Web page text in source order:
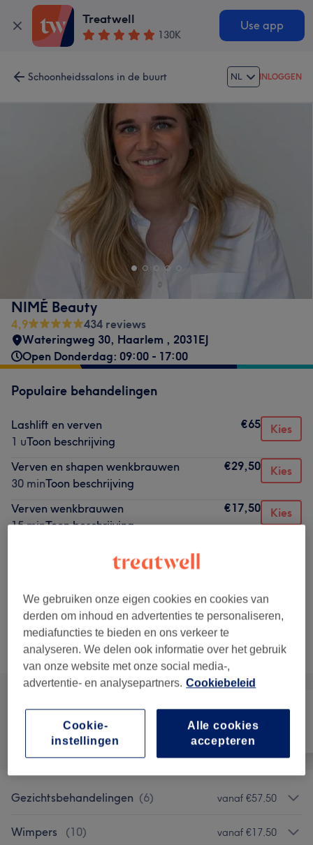
Treatwell
130K
Use app
Schoonheidssalons in de buurt NL INLOGGEN
NIMÉ Beauty
4,9
434 reviews
Wateringweg 30, Haarlem , 2031EJ
Open Donderdag: 09:00 - 17:00
Populaire behandelingen
Lashlift en verven
1 uToon beschrijving
€65 Kies
Verven en shapen wenkbrauwen
30 minToon beschrijving
€29,50 Kies
Verven wenkbrauwen
15 minToon beschrijving
€17,50 Kies
Toon beschrijving
Harsen bikinilijn
15 minToon beschrijving
€22,50
Alle behandelingen
Alle Ontharen
Gezichtsbehandelingen (6) vanaf €57,50
Wimpers (10) vanaf €17,50
We gebruiken onze eigen cookies en cookies van
derden om inhoud en advertenties te personaliseren,
mediafuncties te bieden en ons verkeer te
analyseren. We delen ook informatie over het gebruik
van onze website met onze social media-,
advertentie- en analysepartners. Cookiebeleid
Alle cookies
accepteren
Cookie-
instellingen